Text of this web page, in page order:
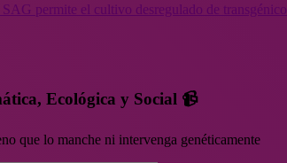
permite el cultivo desregulado de
Ecológica y Social 📹
que lo manche ni intervenga genéticamente